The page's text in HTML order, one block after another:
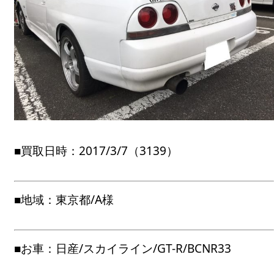
■買取日時：2017/3/7（3139）
■地域：東京都/A様
■お車：日産/スカイライン/GT-R/BCNR33